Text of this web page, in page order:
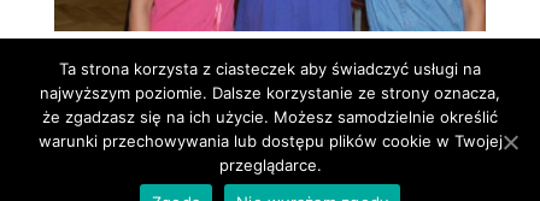
Ta strona korzysta z ciasteczek aby świadczyć usługi na
najwyższym poziomie. Dalsze korzystanie ze strony oznacza,
że zgadzasz się na ich użycie. Możesz samodzielnie określić
warunki przechowywania lub dostępu plików cookie w Twojej
przeglądarce.